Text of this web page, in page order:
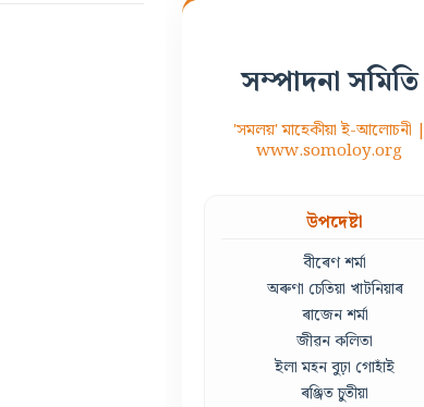
সম্পাদনা সমিতি
'সমলয়' মাহেকীয়া ই-আলোচনী |
www.somoloy.org
উপদেষ্টা
বীৰেণ শৰ্মা
অৰুণা চেতিয়া খাটনিয়াৰ
ৰাজেন শৰ্মা
জীৱন কলিতা
ইলা মহন বুঢ়া গোহাঁই
ৰঞ্জিত চুতীয়া